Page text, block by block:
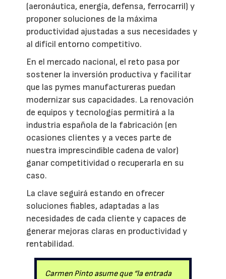
(aeronáutica, energía, defensa, ferrocarril) y
proponer soluciones de la máxima
productividad ajustadas a sus necesidades y
al difícil entorno competitivo.
En el mercado nacional, el reto pasa por
sostener la inversión productiva y facilitar
que las pymes manufactureras puedan
modernizar sus capacidades. La renovación
de equipos y tecnologías permitirá a la
industria española de la fabricación (en
ocasiones clientes y a veces parte de
nuestra imprescindible cadena de valor)
ganar competitividad o recuperarla en su
caso.
La clave seguirá estando en ofrecer
soluciones fiables, adaptadas a las
necesidades de cada cliente y capaces de
generar mejoras claras en productividad y
rentabilidad.
Carmen Pinto asume que “la entrada